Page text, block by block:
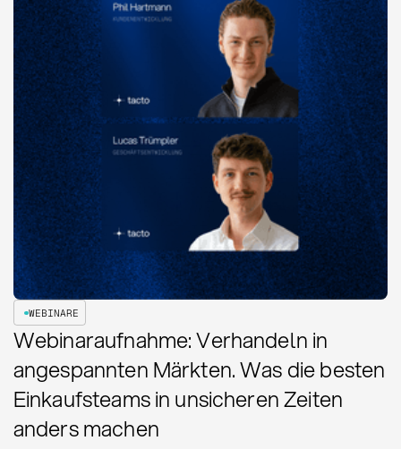
WEBINARE
Webinaraufnahme: Verhandeln in
angespannten Märkten. Was die besten
Einkaufsteams in unsicheren Zeiten
anders machen